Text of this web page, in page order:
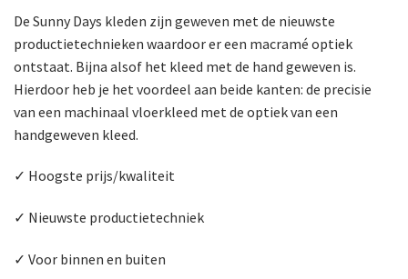
De Sunny Days kleden zijn geweven met de nieuwste
productietechnieken waardoor er een macramé optiek
ontstaat. Bijna alsof het kleed met de hand geweven is.
Hierdoor heb je het voordeel aan beide kanten: de precisie
van een machinaal vloerkleed met de optiek van een
handgeweven kleed.
✓ Hoogste prijs/kwaliteit
✓ Nieuwste productietechniek
✓ Voor binnen en buiten